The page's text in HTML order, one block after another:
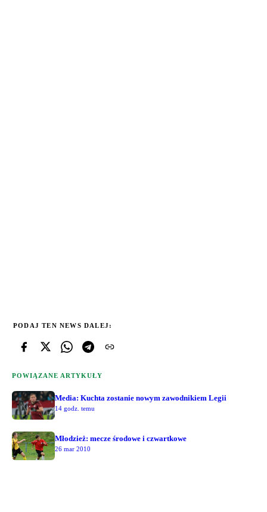
PODAJ TEN NEWS DALEJ:
POWIĄZANE ARTYKUŁY
Media: Kuchta zostanie nowym zawodnikiem Legii
14 godz. temu
Młodzież: mecze środowe i czwartkowe
26 mar 2010